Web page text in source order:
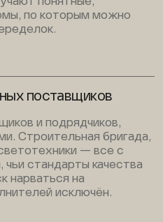
по которым можно
поставщиков
и подрядчиков,
Строительная бригада,
— все с
стандарты качества
нарваться на
исключён.